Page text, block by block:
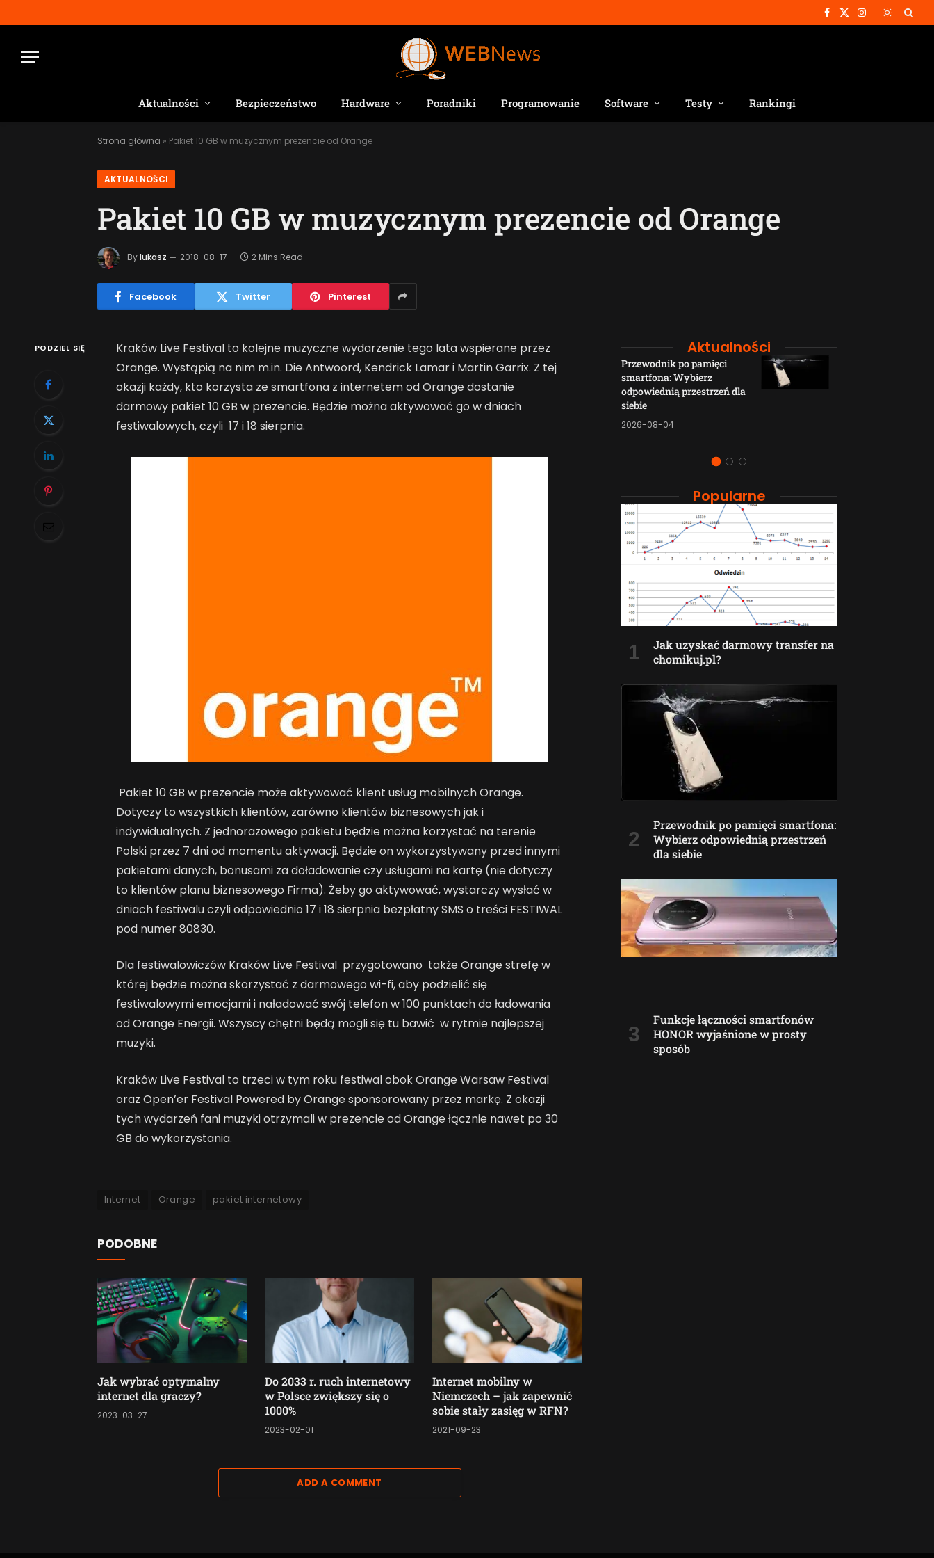
Facebook
X
Instagram
Aktualności Bezpieczeństwo Hardware Poradniki Programowanie Software Testy Rankingi
Strona główna » Pakiet 10 GB w muzycznym prezencie od Orange
AKTUALNOŚCI
Pakiet 10 GB w muzycznym prezencie od Orange
By lukasz 2018-08-17 2 Mins Read
Facebook Twitter Pinterest
PODZIEL SIĘ
Kraków Live Festival to kolejne muzyczne wydarzenie tego lata wspierane przez
Orange. Wystąpią na nim m.in. Die Antwoord, Kendrick Lamar i Martin Garrix. Z tej
okazji każdy, kto korzysta ze smartfona z internetem od Orange dostanie
darmowy pakiet 10 GB w prezencie. Będzie można aktywować go w dniach
festiwalowych, czyli 17 i 18 sierpnia.
Pakiet 10 GB w prezencie może aktywować klient usług mobilnych Orange.
Dotyczy to wszystkich klientów, zarówno klientów biznesowych jak i
indywidualnych. Z jednorazowego pakietu będzie można korzystać na terenie
Polski przez 7 dni od momentu aktywacji. Będzie on wykorzystywany przed innymi
pakietami danych, bonusami za doładowanie czy usługami na kartę (nie dotyczy
to klientów planu biznesowego Firma). Żeby go aktywować, wystarczy wysłać w
dniach festiwalu czyli odpowiednio 17 i 18 sierpnia bezpłatny SMS o treści FESTIWAL
pod numer 80830.
Dla festiwalowiczów Kraków Live Festival przygotowano także Orange strefę w
której będzie można skorzystać z darmowego wi-fi, aby podzielić się
festiwalowymi emocjami i naładować swój telefon w 100 punktach do ładowania
od Orange Energii. Wszyscy chętni będą mogli się tu bawić w rytmie najlepszej
muzyki.
Kraków Live Festival to trzeci w tym roku festiwal obok Orange Warsaw Festival
oraz Open’er Festival Powered by Orange sponsorowany przez markę. Z okazji
tych wydarzeń fani muzyki otrzymali w prezencie od Orange łącznie nawet po 30
GB do wykorzystania.
Internet Orange pakiet internetowy
PODOBNE
Jak wybrać optymalny
internet dla graczy?
2023-03-27
Do 2033 r. ruch internetowy
w Polsce zwiększy się o
1000%
2023-02-01
Internet mobilny w
Niemczech – jak zapewnić
sobie stały zasięg w RFN?
2021-09-23
ADD A COMMENT
Aktualności
Jak AI zmienia e-
Przewodnik po pamięci
smartfona: Wybierz
odpowiednią przestrzeń dla
siebie
2026-08-04
Popularne
Jak uzyskać darmowy transfer na
chomikuj.pl?
Przewodnik po pamięci smartfona:
Wybierz odpowiednią przestrzeń
dla siebie
Funkcje łączności smartfonów
HONOR wyjaśnione w prosty
sposób